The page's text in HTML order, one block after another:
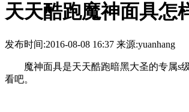
天天酷跑魔神面具怎
发布时间:2016-08-08 16:37 来源:yuanhang
魔神面具是天天酷跑暗黑大圣的专属s级
看吧。